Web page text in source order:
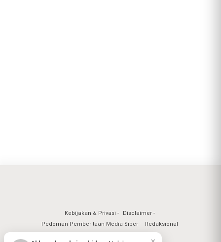
Kebijakan & Privasi
Disclaimer
Pedoman Pemberitaan Media Siber
Redaksional